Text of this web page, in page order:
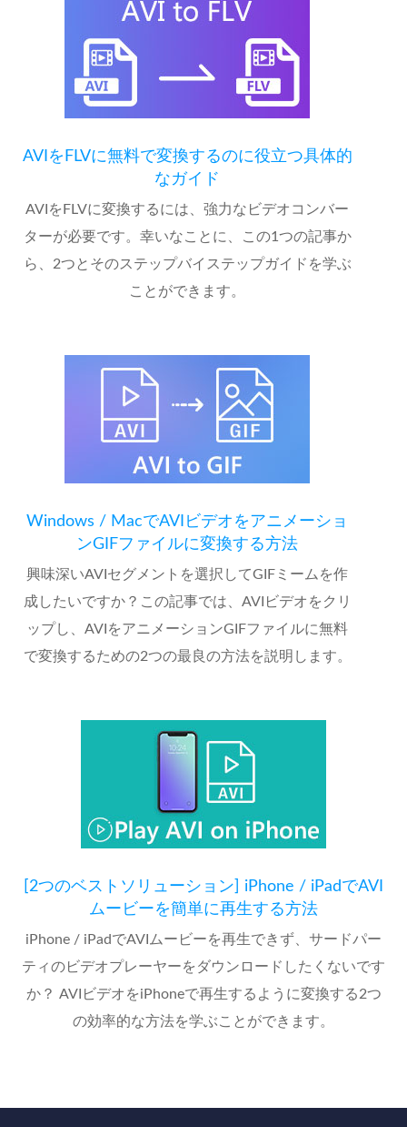
AVIをFLVに無料で変換するのに役立つ具体的
なガイド
AVIをFLVに変換するには、強力なビデオコンバー
ターが必要です。幸いなことに、この1つの記事か
ら、2つとそのステップバイステップガイドを学ぶ
ことができます。
Windows / MacでAVIビデオをアニメーショ
ンGIFファイルに変換する方法
興味深いAVIセグメントを選択してGIFミームを作
成したいですか？この記事では、AVIビデオをクリ
ップし、AVIをアニメーションGIFファイルに無料
で変換するための2つの最良の方法を説明します。
[2つのベストソリューション] iPhone / iPadでAVI
ムービーを簡単に再生する方法
iPhone / iPadでAVIムービーを再生できず、サードパー
ティのビデオプレーヤーをダウンロードしたくないです
か？ AVIビデオをiPhoneで再生するように変換する2つ
の効率的な方法を学ぶことができます。